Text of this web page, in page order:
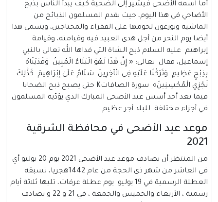
أما اسمه الأضحى فيشير إلى الضحية كيف يبدأ الناس بذبح
الأضاحي في هذا اليوم، حيث يقدم المسلمون الذبائح من
الماشية ويوزعون لحومها على الفقراء والمحتاجين، ويسمى هذا
أيضا يوم النحر من أجل هدى العبيد فيه وقيامته، وقيامة
إبراهيم عليه السلام ذبح الشاة التي فداها الله تعالى بالنبي
إسماعيل، فقال تعالى: « إِنَّ هَٰذَا لَهُوَ الْبَلَاءُ الْمُبِينُ وَفَدَيْنَاهُ
بِذِبْحٍ عَظِيمٍ وَتَرَكْنَا عَلَيْهِ فِي الْآخِرِينَ سَلَامٌ عَلَىٰ إِبْرَاهِيمَ كَذَٰلِكَ
نَجْزِي الْمُحْسِنِينَ» سورة الصافاتK حتى يصبح ذبح الضحايا
فيما بعد أحد أسس عيد الأضحى المبارك الذي يؤدّيه المسلمون
في أجزاء مختلفة. للبلد أجر عظيم.
موعد عيد الأضحى في محافظة الشرقية
2021
من المنتظر أن يصادف موعد عيد الأضحى 2021 يوم 20 يوليو أي
في العاشر من شهر ذي الحجة من عام 1442هجريا، تسبقه
العطلة الرسمية في 19 يوليو يوم عطلة عرفات، تليها ثلاثة أيام
رسمية ، الأربعاء والخميس والجمعة ، في 21 و 22 و يصادف